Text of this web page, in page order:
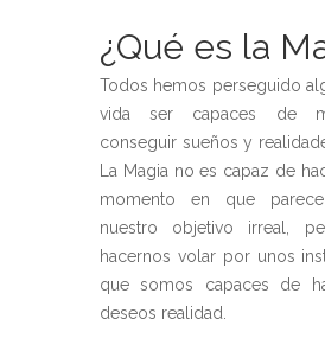
¿Qué es la
Todos hemos perseguido
vida ser capaces de
conseguir sueños y
La Magia no es capaz de
momento en que parece
nuestro objetivo irreal,
hacernos volar por unos
que somos capaces de
deseos realidad.